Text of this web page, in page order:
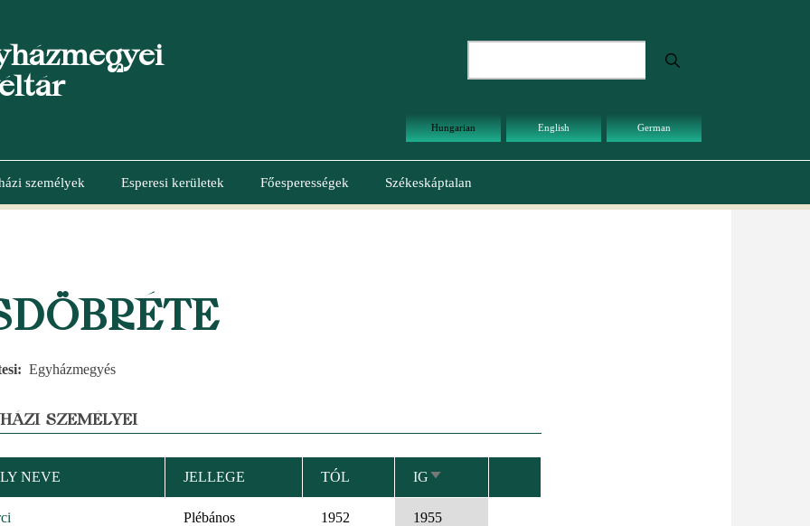
Hungarian English German
személyek Esperesi kerületek Főesperességek Székeskáptalan
Egyházmegyés
SZEMÉLYEI
NEVE JELLEGE TÓL IGNÖVEKVŐ
RENDEZÉS
Plébános 1952 1955